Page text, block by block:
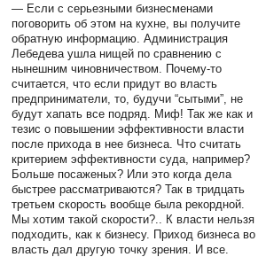
— Если с серьезными бизнесменами
поговорить об этом на кухне, вы получите
обратную информацию. Администрация
Лебедева ушла нищей по сравнению с
нынешним чиновничеством. Почему-то
считается, что если придут во власть
предприниматели, то, будучи “сытыми”, не
будут хапать все подряд. Миф! Так же как и
тезис о повышении эффективности власти
после прихода в нее бизнеса. Что считать
критерием эффективности суда, например?
Больше посаженых? Или это когда дела
быстрее рассматриваются? Так в тридцать
третьем скорость вообще была рекордной.
Мы хотим такой скорости?.. К власти нельзя
подходить, как к бизнесу. Приход бизнеса во
власть дал другую точку зрения. И все.